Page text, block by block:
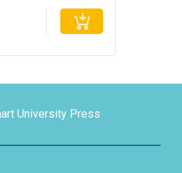
University Press